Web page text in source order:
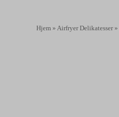
Hjem » Airfryer Delikatesser»